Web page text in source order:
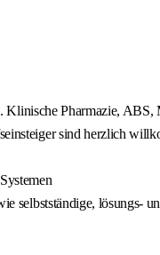
Pharmazie, ABS,
sind herzlich
selbstständige, lösungs‑